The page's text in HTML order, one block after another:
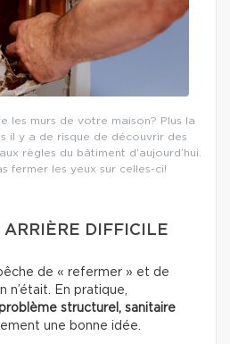
les murs de votre maison? Plus la
il y a de risque de découvrir des
règles du bâtiment d’aujourd’hui.
fermer les yeux sur celles-ci!
ARRIÈRE DIFFICILE
de « refermer » et de
n’était. En pratique,
problème structurel, sanitaire
une bonne idée.